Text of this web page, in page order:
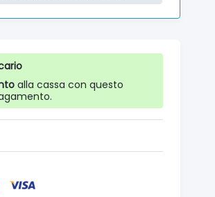
alla cassa con questo